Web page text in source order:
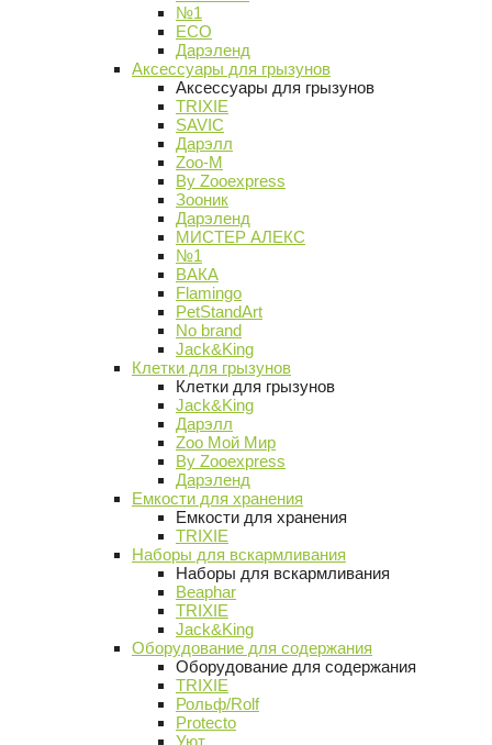
№1
ECO
Дарэленд
Аксессуары для грызунов
Аксессуары для грызунов
TRIXIE
SAVIC
Дарэлл
Zoo-M
By Zooexpress
Зооник
Дарэленд
МИСТЕР АЛЕКС
№1
ВАКА
Flamingo
PetStandArt
No brand
Jack&King
Клетки для грызунов
Клетки для грызунов
Jack&King
Дарэлл
Zoo Мой Мир
By Zooexpress
Дарэленд
Емкости для хранения
Емкости для хранения
TRIXIE
Наборы для вскармливания
Наборы для вскармливания
Beaphar
TRIXIE
Jack&King
Оборудование для содержания
Оборудование для содержания
TRIXIE
Рольф/Rolf
Protecto
Уют